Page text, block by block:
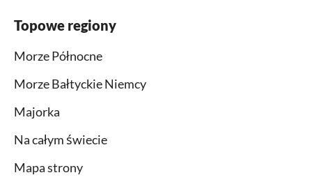
Topowe regiony
Morze Północne
Morze Bałtyckie Niemcy
Majorka
Na całym świecie
Mapa strony